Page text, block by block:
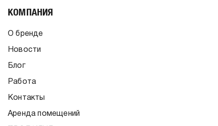
КОМПАНИЯ
О бренде
Новости
Блог
Работа
Контакты
Аренда помещений